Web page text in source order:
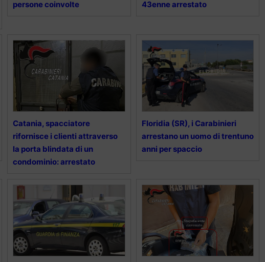
persone coinvolte
43enne arrestato
Catania, spacciatore
rifornisce i clienti attraverso
la porta blindata di un
condominio: arrestato
Floridia (SR), i Carabinieri
arrestano un uomo di trentuno
anni per spaccio